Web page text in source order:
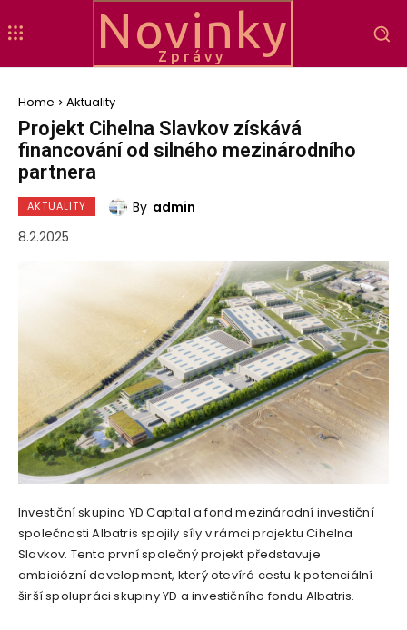
Novinky
Zprávy
Home Aktuality
Projekt Cihelna Slavkov získává
financování od silného mezinárodního
partnera
AKTUALITY By admin
8.2.2025
Investiční skupina YD Capital a fond mezinárodní investiční
společnosti Albatris spojily síly v rámci projektu Cihelna
Slavkov. Tento první společný projekt představuje
ambiciózní development, který otevírá cestu k potenciální
širší spolupráci skupiny YD a investičního fondu Albatris.